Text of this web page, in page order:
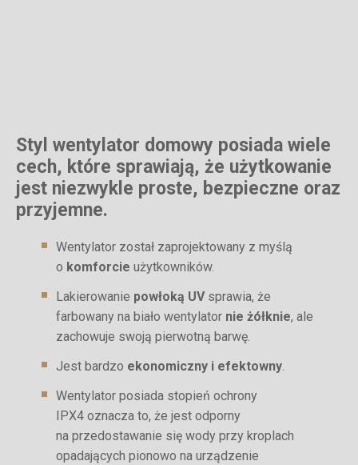
Styl wentylator domowy posiada wiele
cech, które sprawiają, że użytkowanie
jest niezwykle proste, bezpieczne oraz
przyjemne.
Wentylator został zaprojektowany z myślą
o komforcie użytkowników.
Lakierowanie powłoką UVsprawia, że
farbowany na biało wentylator nie żółknie, ale
zachowuje swoją pierwotną barwę.
Jest bardzo ekonomiczny i efektowny.
Wentylator posiada stopień ochrony
IPX4 oznacza to, że jest odporny
na przedostawanie się wody przy kroplach
opadających pionowo na urządzenie